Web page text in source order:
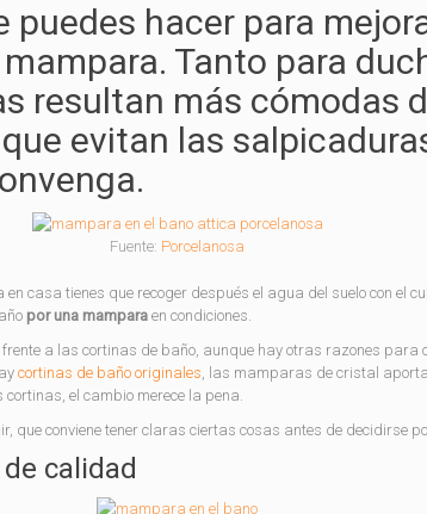
puedes hacer para
Tanto para
resultan más cómodas
evitan las
Fuente: Porcelanosa
casa tienes que recoger después el agua del suelo con el
por una mampara en condiciones.
a las cortinas de baño, aunque hay otras razones para
cortinas de baño originales, las mamparas de cristal
el cambio merece la pena.
que conviene tener claras ciertas cosas antes de decidirse
calidad